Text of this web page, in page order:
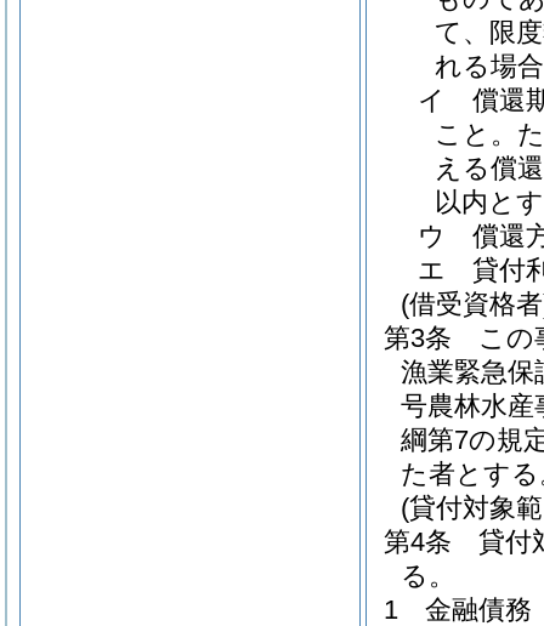
て、限
れる場
イ
償還
こと。
える償
以内と
ウ
償還
エ
貸付
(借受資格
第3条
この
漁業緊急保
号農林水産
綱第7の規
た者とす
(貸付対象
第4条
貸付
る。
1 金融債務